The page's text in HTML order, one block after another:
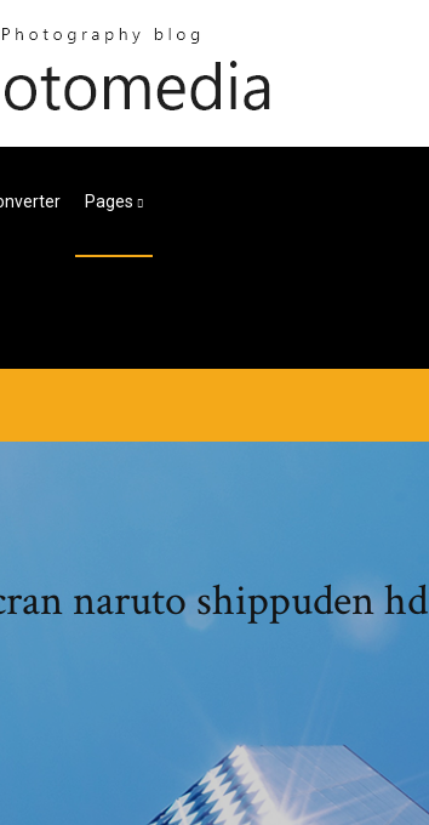
Pages
naruto shippuden hd